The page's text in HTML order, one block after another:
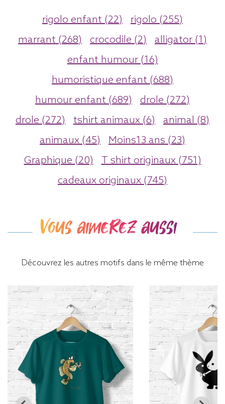
rigolo enfant (22)
rigolo (255)
marrant (268)
crocodile (2)
alligator (1)
enfant humour (16)
humoristique enfant (688)
humour enfant (689)
drole (272)
drole (272)
tshirt animaux (6)
animal (8)
animaux (45)
Moins13 ans (23)
Graphique (20)
T shirt originaux (751)
cadeaux originaux (745)
Vous aimerez aussi
Découvrez les autres motifs dans le même thème